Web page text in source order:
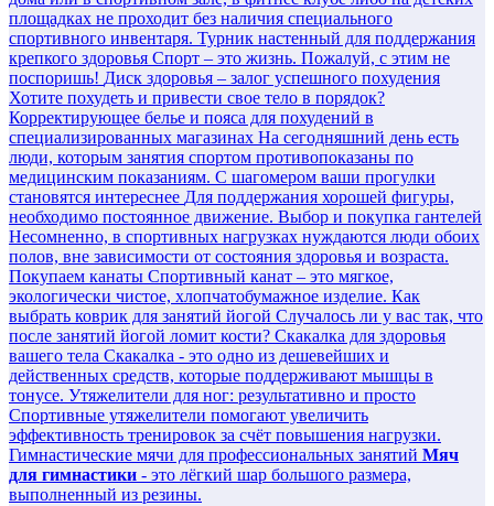
площадках не проходит без наличия специального
спортивного инвентаря. Турник настенный для поддержания
крепкого здоровья Спорт – это жизнь. Пожалуй, с этим не
поспоришь! Диск здоровья – залог успешного похудения
Хотите похудеть и привести свое тело в порядок?
Корректирующее белье и пояса для похудений в
специализированных магазинах На сегодняшний день есть
люди, которым занятия спортом противопоказаны по
медицинским показаниям. С шагомером ваши прогулки
становятся интереснее Для поддержания хорошей фигуры,
необходимо постоянное движение. Выбор и покупка гантелей
Несомненно, в спортивных нагрузках нуждаются люди обоих
полов, вне зависимости от состояния здоровья и возраста.
Покупаем канаты Спортивный канат – это мягкое,
экологически чистое, хлопчатобумажное изделие. Как
выбрать коврик для занятий йогой Случалось ли у вас так, что
после занятий йогой ломит кости? Скакалка для здоровья
вашего тела Скакалка - это одно из дешевейших и
действенных средств, которые поддерживают мышцы в
тонусе. Утяжелители для ног: результативно и просто
Спортивные утяжелители помогают увеличить
эффективность тренировок за счёт повышения нагрузки.
Гимнастические мячи для профессиональных занятий Мяч
для гимнастики - это лёгкий шар большого размера,
выполненный из резины.